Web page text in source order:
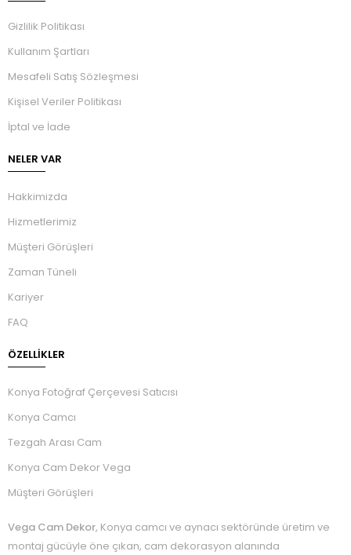
Gizlilik Politikası
Kullanım Şartları
Mesafeli Satış Sözleşmesi
Kişisel Veriler Politikası
İptal ve İade
NELER VAR
Hakkimizda
Hizmetlerimiz
Müşteri Görüşleri
Zaman Tüneli
Kariyer
FAQ
ÖZELLIKLER
Konya Fotoğraf Çerçevesi Satıcısı
Konya Camcı
Tezgah Arası Cam
Konya Cam Dekor Vega
Müşteri Görüşleri
Vega Cam Dekor, Konya camcı ve aynacı sektöründe üretim ve
montaj gücüyle öne çıkan, cam dekorasyon alanında